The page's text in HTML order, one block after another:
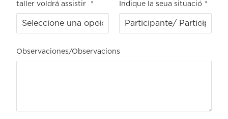
taller voldrá assistir
*
Indique la seua situació *
Observaciones/Observacions